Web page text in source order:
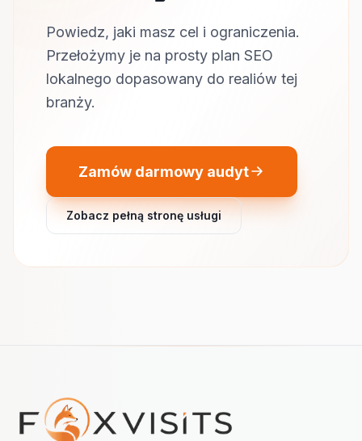
Powiedz, jaki masz cel i ograniczenia.
Przełożymy je na prosty plan SEO
lokalnego dopasowany do realiów tej
branży.
Zamów darmowy audyt
Zobacz pełną stronę usługi
Nawigacja w stopce